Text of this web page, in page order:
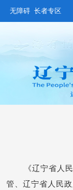
无障碍 长者专区
要闻动态
政务公开
省情概况
《辽宁省人
管、辽宁省人民